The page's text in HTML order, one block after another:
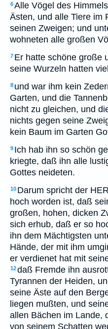
6Alle Vögel des
Ästen, und alle Tiere im
seinen Zweigen; und
wohneten alle großen
7 Er hatte schöne große
seine Wurzeln hatten
8 und war ihm kein
Garten, und die
nicht zu gleichen, und
nichts gegen seine
kein Baum im Garten
9 Ich hab ihn so schön
kriegte, daß ihn alle
Gottes neideten.
10 Darum spricht der
hoch worden ist, daß
großen, hohen, dicken
sich erhub, daß er so
ihn dem Mächtigsten
Hände, der mit ihm
er verdienet hat mit
12daß Fremde ihn
Tyrannen der Heiden,
seine Äste auf den
liegen mußten, und
allen Bächen im Lande,
von seinem Schatten